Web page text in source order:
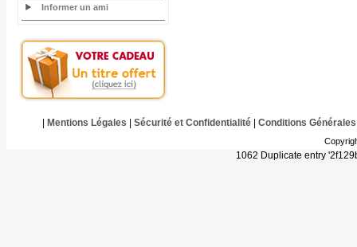
Informer un ami
Mentions Légales Sécurité et Confidentialité| Conditions Générales
1062 Duplicate entry